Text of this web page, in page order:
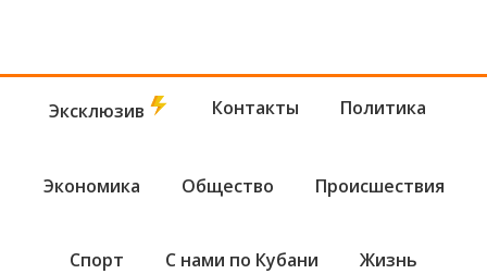
Эксклюзив Контакты Политика
Экономика Общество Происшествия
Спорт С нами по Кубани Жизнь